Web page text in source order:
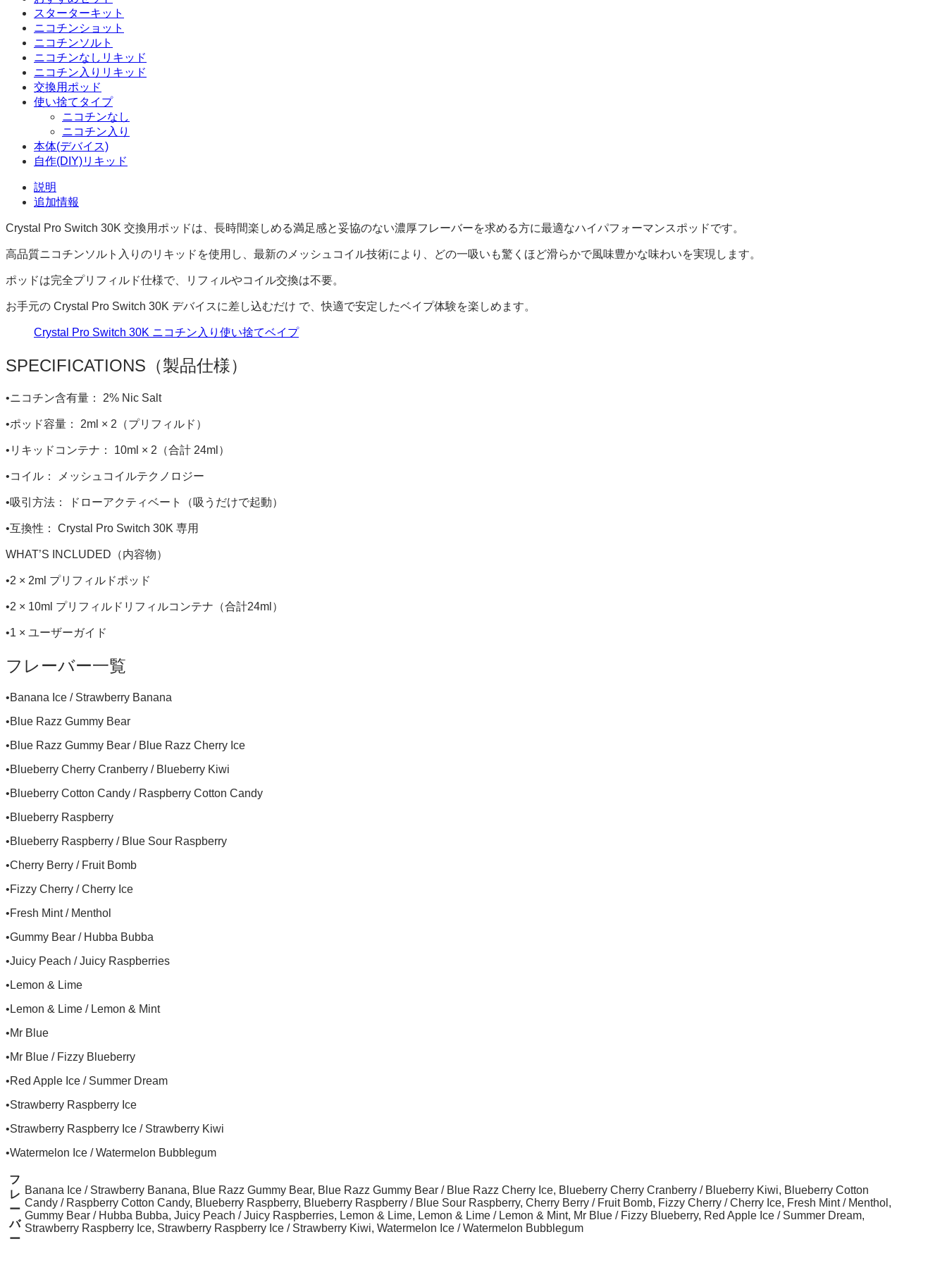
スターターキット
ニコチンショット
ニコチンソルト
ニコチンなしリキッド
ニコチン入りリキッド
交換用ポッド
使い捨てタイプ
ニコチンなし
ニコチン入り
本体(デバイス)
自作(DIY)リキッド
説明
追加情報
Crystal Pro Switch 30K 交換用ポッドは、長時間楽しめる満足感と妥協のない濃厚フレーバーを求める方に最適なハイパフォーマンスポッドです。
高品質ニコチンソルト入りのリキッドを使用し、最新のメッシュコイル技術により、どの一吸いも驚くほど滑らかで風味豊かな味わいを実現します。
ポッドは完全プリフィルド仕様で、リフィルやコイル交換は不要。
お手元の Crystal Pro Switch 30K デバイスに差し込むだけ で、快適で安定したベイプ体験を楽しめます。
Crystal Pro Switch 30K ニコチン入り使い捨てベイプ
SPECIFICATIONS（製品仕様）
•ニコチン含有量： 2% Nic Salt
•ポッド容量： 2ml × 2（プリフィルド）
•リキッドコンテナ： 10ml × 2（合計 24ml）
•コイル： メッシュコイルテクノロジー
•吸引方法： ドローアクティベート（吸うだけで起動）
•互換性： Crystal Pro Switch 30K 専用
WHAT’S INCLUDED（内容物）
•2 × 2ml プリフィルドポッド
•2 × 10ml プリフィルドリフィルコンテナ（合計24ml）
•1 × ユーザーガイド
フレーバー一覧
•Banana Ice / Strawberry Banana
•Blue Razz Gummy Bear
•Blue Razz Gummy Bear / Blue Razz Cherry Ice
•Blueberry Cherry Cranberry / Blueberry Kiwi
•Blueberry Cotton Candy / Raspberry Cotton Candy
•Blueberry Raspberry
•Blueberry Raspberry / Blue Sour Raspberry
•Cherry Berry / Fruit Bomb
•Fizzy Cherry / Cherry Ice
•Fresh Mint / Menthol
•Gummy Bear / Hubba Bubba
•Juicy Peach / Juicy Raspberries
•Lemon & Lime
•Lemon & Lime / Lemon & Mint
•Mr Blue
•Mr Blue / Fizzy Blueberry
•Red Apple Ice / Summer Dream
•Strawberry Raspberry Ice
•Strawberry Raspberry Ice / Strawberry Kiwi
•Watermelon Ice / Watermelon Bubblegum
フ
レ
ー
バ
ー
Banana Ice / Strawberry Banana, Blue Razz Gummy Bear, Blue Razz Gummy Bear / Blue Razz Cherry Ice, Blueberry Cherry Cranberry / Blueberry Kiwi, Blueberry Cotton
Candy / Raspberry Cotton Candy, Blueberry Raspberry, Blueberry Raspberry / Blue Sour Raspberry, Cherry Berry / Fruit Bomb, Fizzy Cherry / Cherry Ice, Fresh Mint / Menthol,
Gummy Bear / Hubba Bubba, Juicy Peach / Juicy Raspberries, Lemon & Lime, Lemon & Lime / Lemon & Mint, Mr Blue / Fizzy Blueberry, Red Apple Ice / Summer Dream,
Strawberry Raspberry Ice, Strawberry Raspberry Ice / Strawberry Kiwi, Watermelon Ice / Watermelon Bubblegum